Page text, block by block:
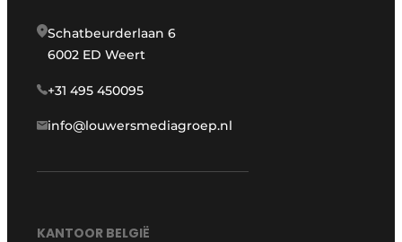
Schatbeurderlaan 6
6002 ED Weert
+31 495 450095
info@louwersmediagroep.nl
KANTOOR BELGIË